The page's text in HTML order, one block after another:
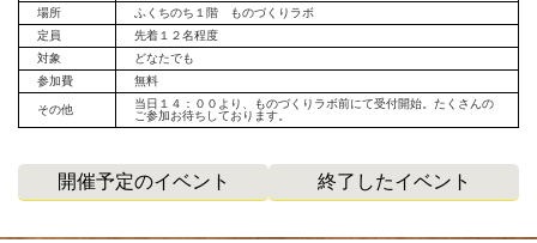
場所
ふくちのち１階 ものづくりラボ
定員
先着１２名程度
対象
どなたでも
参加費
無料
その他
当日１４：００より、ものづくりラボ前にて受付開始。たくさんの
ご参加お待ちしております。
開催予定のイベント 終了したイベント